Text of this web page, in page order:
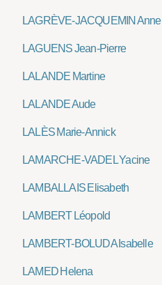
LAGRÈVE-JACQUEMIN Anne
LAGUENS Jean-Pierre
LALANDE Martine
LALANDE Aude
LALÈS Marie-Annick
LAMARCHE-VADEL Yacine
LAMBALLAIS Elisabeth
LAMBERT Léopold
LAMBERT-BOLUDA Isabelle
LAMED Helena